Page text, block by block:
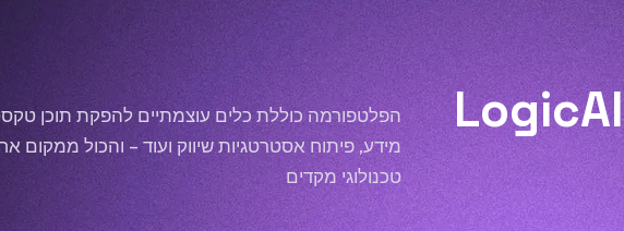
תכונות מובילות של LogicAI
הפלטפורמה כוללת כלים עוצמתיים להפקת תוכן
מידע, פיתוח אסטרטגיות שיווק ועוד – והכול ממקום
טכנולוגי מקדים